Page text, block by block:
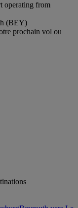
operating from
(BEY)
prochain vol ou